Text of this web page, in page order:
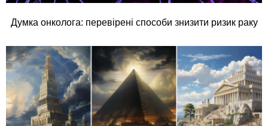
Думка онколога: перевірені способи знизити ризик раку